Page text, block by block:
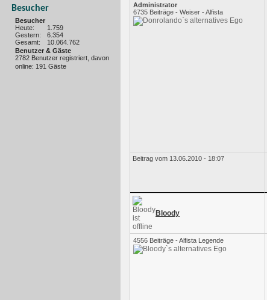
Besucher
Besucher
Heute:
1.759
Gestern:
6.354
Gesamt:
10.064.762
Benutzer & Gäste
2782 Benutzer registriert, davon
online: 191 Gäste
Administrator
6735 Beiträge - Weiser - Alfista
Beitrag vom 13.06.2010 - 18:07
Bloody
4556 Beiträge - Alfista Legende